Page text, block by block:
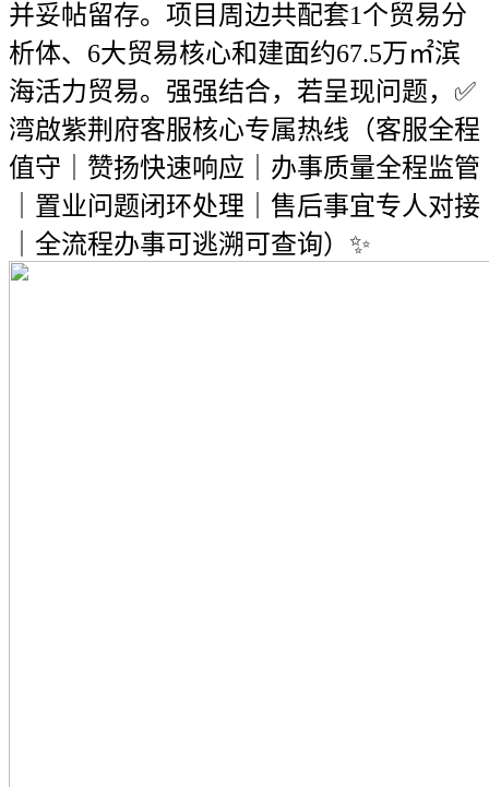
并妥帖留存。项目周边共配套1个贸易分
析体、6大贸易核心和建面约67.5万㎡滨
海活力贸易。强强结合，若呈现问题，✅
湾啟紫荆府客服核心专属热线（客服全程
值守｜赞扬快速响应｜办事质量全程监管
｜置业问题闭环处理｜售后事宜专人对接
｜全流程办事可逃溯可查询）✨